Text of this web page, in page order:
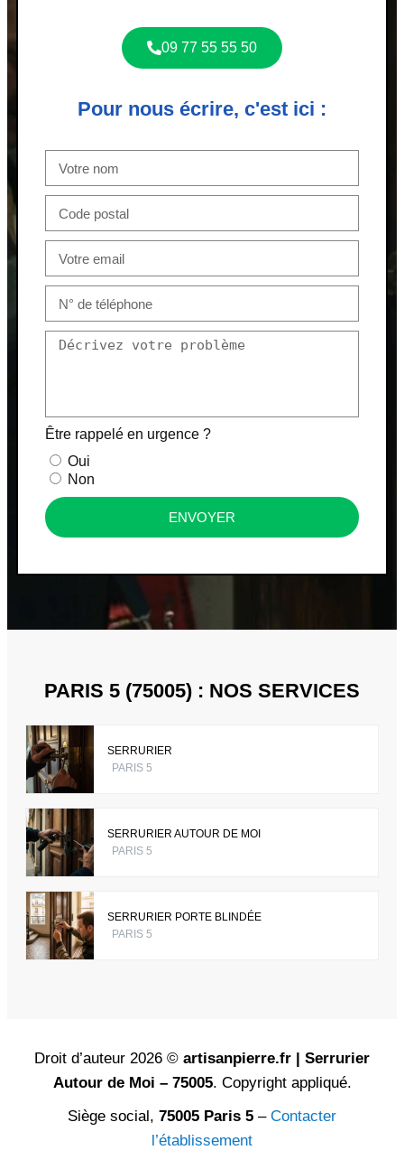
09 77 55 55 50
Pour nous écrire, c'est ici :
Être rappelé en urgence ?
Oui
Non
ENVOYER
PARIS 5 (75005) : NOS SERVICES
SERRURIER
PARIS 5
SERRURIER AUTOUR DE MOI
PARIS 5
SERRURIER PORTE BLINDÉE
PARIS 5
Droit d’auteur 2026 © artisanpierre.fr | Serrurier
Autour de Moi – 75005. Copyright appliqué.
Siège social, 75005 Paris 5 – Contacter
l’établissement